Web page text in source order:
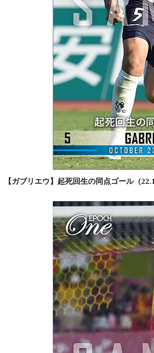
【ガブリエウ】起死回生の同点ゴール（